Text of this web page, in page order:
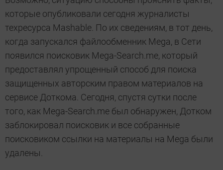
которые опубликовали сегодня журналисты
техресурса Mashable. По их сведениям, в тот день,
когда запускался файлообменник Mega, в Сети
появился поисковик Mega-Search.me, который
предоставлял упрощенный способ для поиска
защищенных авторским правом материалов на
сервисе Доткома. Сегодня, спустя сутки после
того, как Mega-Search.me был обнаружен, Дотком
заблокировал поисковик и все собранные
поисковиком ссылки на материалы на Mega были
удалены.